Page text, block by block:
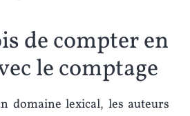
de compter en
le comptage
domaine lexical, les auteurs